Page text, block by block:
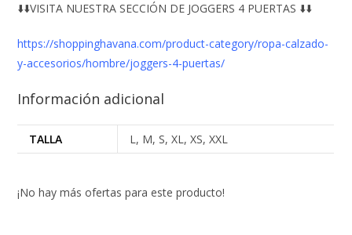
⬇️⬇️VISITA NUESTRA SECCIÓN DE JOGGERS 4 PUERTAS ⬇️⬇️
https://shoppinghavana.com/product-category/ropa-calzado-
y-accesorios/hombre/joggers-4-puertas/
Información adicional
TALLA L, M, S, XL, XS, XXL
¡No hay más ofertas para este producto!